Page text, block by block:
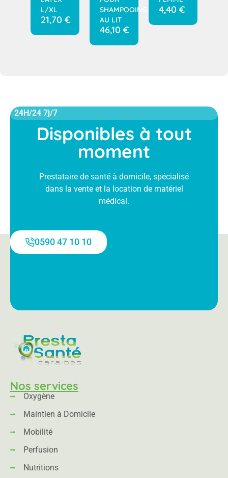
L/XL
21,70 €
SHAMPOOING
AU LIT
46,10 €
4,40 €
24H/24 7j/7
Disponibles à tout
moment
Prestataire de santé à domicile, spécialisé
dans la vente et la location de matériel
médical.
0590 47 10 10
Nos services
Oxygène
Maintien à Domicile
Mobilité
Perfusion
Nutritions